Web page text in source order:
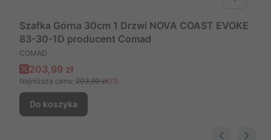
Szafka Górna 30cm 1 Drzwi NOVA COAST EVOKE
83-30-1D producent Comad
PRODUCENT
COMAD
Cena promocyjna
203,99 zł
Najniższa cena: 203,99 zł0%
Do koszyka